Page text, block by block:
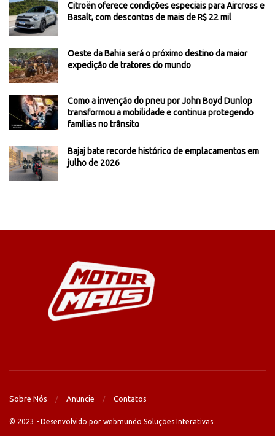
Citroën oferece condições especiais para Aircross e
Basalt, com descontos de mais de R$ 22 mil
Oeste da Bahia será o próximo destino da maior
expedição de tratores do mundo
Como a invenção do pneu por John Boyd Dunlop
transformou a mobilidade e continua protegendo
famílias no trânsito
Bajaj bate recorde histórico de emplacamentos em
julho de 2026
Sobre Nós Anuncie Contatos
© 2023 - Desenvolvido por webmundo Soluções Interativas